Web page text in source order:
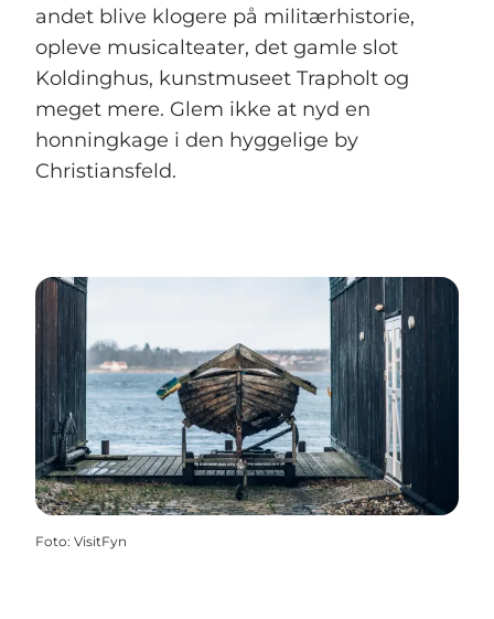
andet blive klogere på militærhistorie,
opleve musicalteater, det gamle slot
Koldinghus, kunstmuseet Trapholt og
meget mere. Glem ikke at nyd en
honningkage i den hyggelige by
Christiansfeld.
Foto: VisitFyn